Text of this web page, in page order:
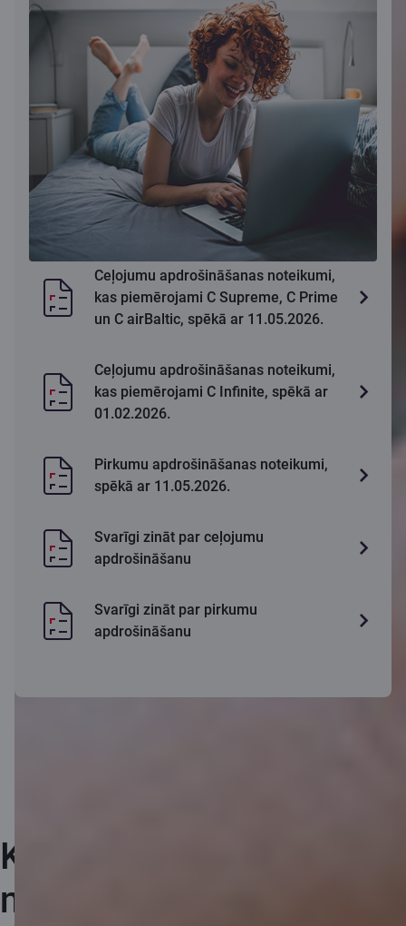
Ceļojumu apdrošināšanas noteikumi,
kas piemērojami C Supreme, C Prime
un C airBaltic, spēkā ar 11.05.2026.
Ceļojumu apdrošināšanas noteikumi,
kas piemērojami C Infinite, spēkā ar
01.02.2026.
Pirkumu apdrošināšanas noteikumi,
spēkā ar 11.05.2026.
Svarīgi zināt par ceļojumu
apdrošināšanu
Svarīgi zināt par pirkumu
apdrošināšanu
Kur vērsties, ja noticis
negadījums?